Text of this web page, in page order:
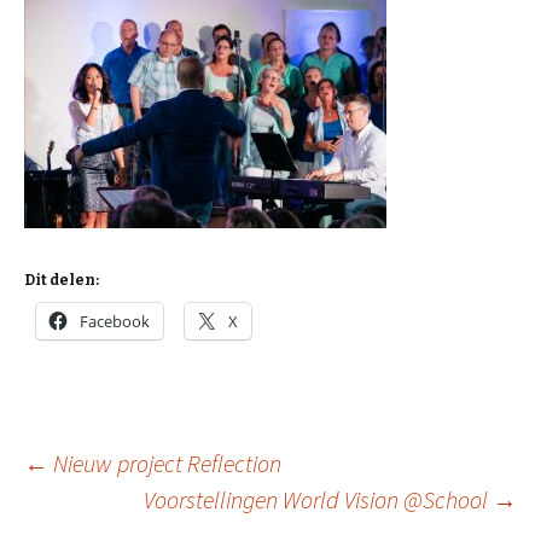
Dit delen:
Facebook X
Berichtnavigatie
← Nieuw project Reflection
Voorstellingen World Vision @School →